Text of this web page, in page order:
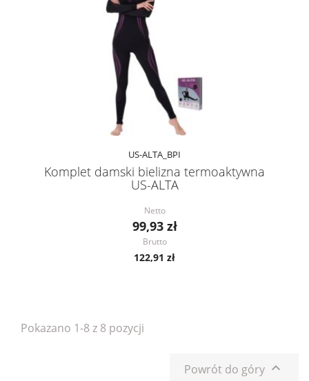
US-ALTA_BPI
Komplet damski bielizna termoaktywna
US-ALTA
Netto
99,93 zł
Brutto
122,91 zł
Pokazano 1-8 z 8 pozycji
Powrót do góry 